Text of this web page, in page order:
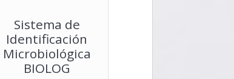
Sistema de
Identificación
Microbiológica
BIOLOG